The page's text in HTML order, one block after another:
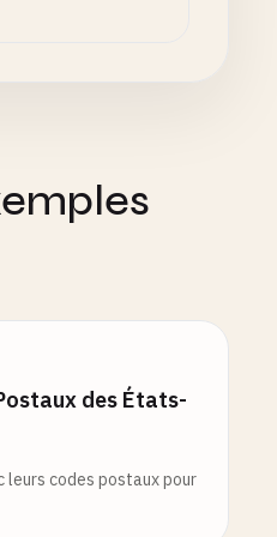
des États-
codes postaux pour